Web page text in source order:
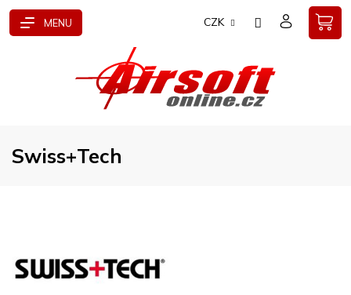
Přejít
CZK
Swiss+Tech